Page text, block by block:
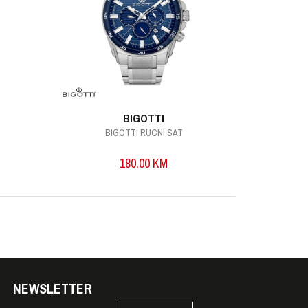
BIGOTTI
BIGOTTI RUCNI SAT
180,00 KM
NEWSLETTER